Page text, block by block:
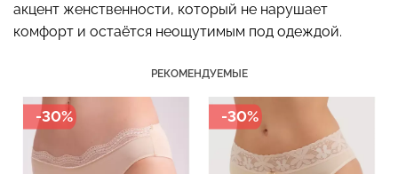
акцент женственности, который не нарушает
комфорт и остаётся неощутимым под одеждой.
РЕКОМЕНДУЕМЫЕ
-30% -30%
STRING BRIEFS (черный)
Giulia
179 грн. 299 грн.
коррекцией BRA
(бежевый) Giulia
489 грн.
699 грн.